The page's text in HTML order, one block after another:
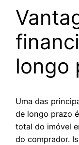
longo
Uma das
de longo prazo
total do imóvel
do comprador.